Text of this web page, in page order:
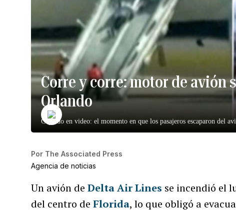
Corre y corre: motor de avión
Orlando
Captado en video: el momento en que los pasajeros escaparon del
Por The Associated Press
Agencia de noticias
Un avión deDelta Air Lines se incendió el
del centro deFlorida, lo que obligó a